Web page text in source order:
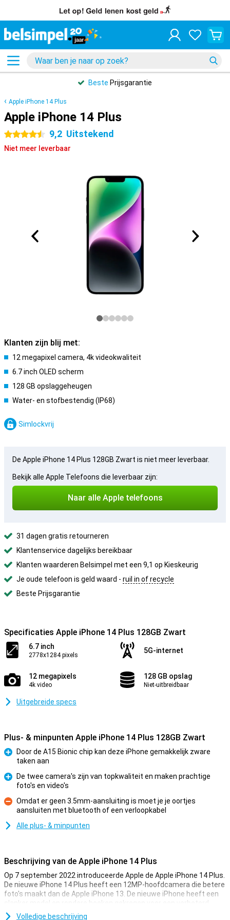
Beste Prijsgarantie
Apple iPhone 14 Plus
Apple iPhone 14 Plus
4.5 sterren 9,2 Uitstekend
Niet meer leverbaar
Klanten zijn blij met:
12 megapixel camera, 4k videokwaliteit
6.7 inch OLED scherm
128 GB opslaggeheugen
Water- en stofbestendig (IP68)
Simlockvrij
De Apple iPhone 14 Plus 128GB Zwart is niet meer leverbaar.
Bekijk alle Apple Telefoons die leverbaar zijn:
Naar alle Apple telefoons
31 dagen gratis retourneren
Klantenservice dagelijks bereikbaar
Klanten waarderen Belsimpel met een 9,1 op Kieskeurig
Je oude telefoon is geld waard - ruil in of recycle
Beste Prijsgarantie
Specificaties Apple iPhone 14 Plus 128GB Zwart
6.7 inch
2778x1284 pixels
5G-internet
12 megapixels
4k video
128 GB opslag
Niet-uitbreidbaar
Uitgebreide specs
Plus- & minpunten Apple iPhone 14 Plus 128GB Zwart
Pluspunt
Door de A15 Bionic chip kan deze iPhone gemakkelijk zware
taken aan
Pluspunt
De twee camera's zijn van topkwaliteit en maken prachtige
foto's en video's
Minpunt
Omdat er geen 3.5mm-aansluiting is moet je je oortjes
aansluiten met bluetooth of een verloopkabel
Alle plus- & minpunten
Beschrijving van de Apple iPhone 14 Plus
Op 7 september 2022 introduceerde Apple de Apple iPhone 14 Plus.
De nieuwe iPhone 14 Plus heeft een 12MP-hoofdcamera die betere
foto's maakt dan de Apple iPhone 13. De nieuwe iPhone heeft een
slanker model en rondere hoeken gekregen voor een verbeterd
ontwerp.Volledige beschrijving